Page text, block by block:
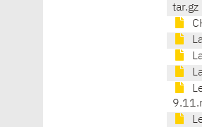
tar.gz